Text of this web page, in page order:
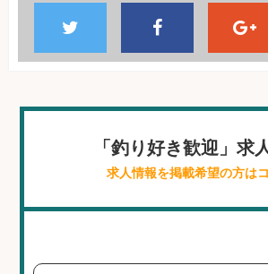
「釣り好き歓迎」求
求人情報を掲載希望の方は